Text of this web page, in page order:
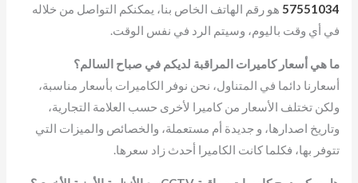
57551034 هو رقم الهاتف الخاص بنا، يمكنكم التواصل من خلاله
في أي وقت باليوم، وسيتم الرد في نفس الوقت.
ما هي أسعار كاميرات المراقبة لديكم في صباح السالم؟
أسعارنا دائما في المتناول، نحن نوفر الكاميرات بأسعار مناسبة،
ولكن تختلف الأسعار من كاميرا لأخرى حسب العلامة التجارية،
وتاريخ اصدارها، و جديدة أم مستعملة، والخصائص والميزات التي
تتوفر بها، فكلما كانت الكاميرا أحدث زاد سعرها.